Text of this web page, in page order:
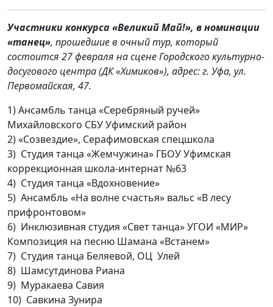
Участники конкурса «Великий Май!», в номинации
«танец», прошедшие в очный тур, который
состоится 27 февраля на сцене Городского культурно-
досугового центра (ДК «Химиков»), адрес: г. Уфа, ул.
Первомайская, 47.
1) Ансамбль танца «Серебряный ручей»
Михайловского СБУ Уфимский район
2) «Созвездие», Серафимовская спецшкола
3) Студия танца «Жемчужина» ГБОУ Уфимская
коррекционная школа-интернат №63
4) Студия танца «Вдохновение»
5) Ансамбль «На волне счастья» вальс «В лесу
прифронтовом»
6) Инклюзивная студия «Свет танца» УГОИ «МИР»
Композиция на песню Шамана «Встанем»
7) Студия танца Беляевой, ОЦ Улей
8) Шамсутдинова Риана
9) Муракаева Савия
10) Савкина Зунира